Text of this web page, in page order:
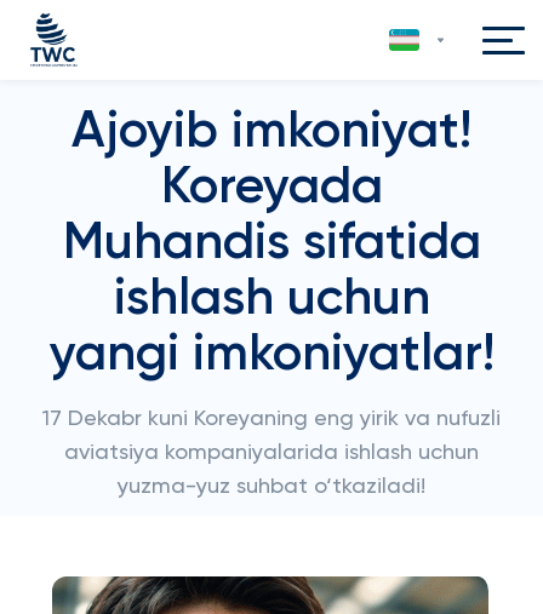
Ajoyib imkoniyat!
Koreyada
Muhandis sifatida
ishlash uchun
yangi imkoniyatlar!
17 Dekabr kuni Koreyaning eng yirik va nufuzli
aviatsiya kompaniyalarida ishlash uchun
yuzma-yuz suhbat o‘tkaziladi!